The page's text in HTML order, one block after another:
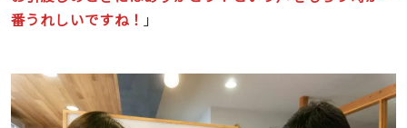
番うれしいですね！ 」